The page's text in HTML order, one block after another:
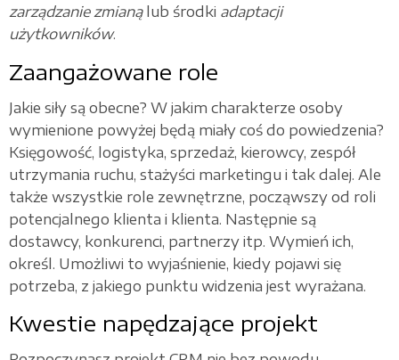
zarządzanie zmianą lub środki adaptacji
użytkowników.
Zaangażowane role
Jakie siły są obecne? W jakim charakterze osoby
wymienione powyżej będą miały coś do powiedzenia?
Księgowość, logistyka, sprzedaż, kierowcy, zespół
utrzymania ruchu, stażyści marketingu i tak dalej. Ale
także wszystkie role zewnętrzne, począwszy od roli
potencjalnego klienta i klienta. Następnie są
dostawcy, konkurenci, partnerzy itp. Wymień ich,
określ. Umożliwi to wyjaśnienie, kiedy pojawi się
potrzeba, z jakiego punktu widzenia jest wyrażana.
Kwestie napędzające projekt